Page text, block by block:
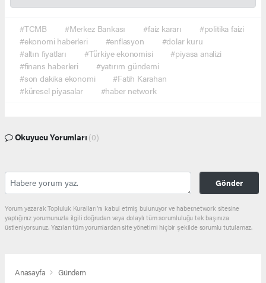
#TCMB #Merkez Bankası #faiz kararı
#politika faizi
#ekonomi haberleri
#enflasyon
#dolar kuru
#altın fiyatları
#Türkiye ekonomisi
#piyasa analizi
#finans haberleri
#yatırım gündemi
#son dakika ekonomi
#Fatih Karahan
#küresel piyasalar
#haber network
Okuyucu Yorumları (0)
Gönder
Yorum yazarak Topluluk Kuralları’nı kabul etmiş bulunuyor ve haber.network sitesine
yaptığınız yorumunuzla ilgili doğrudan veya dolaylı tüm sorumluluğu tek başınıza
üstleniyorsunuz. Yazılan tüm yorumlardan site yönetimi hiçbir şekilde sorumlu tutulamaz.
Anasayfa Gündem